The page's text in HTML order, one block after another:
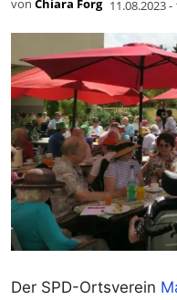
von Chiara Forg 11.08.2023 -
Der SPD-Ortsverein